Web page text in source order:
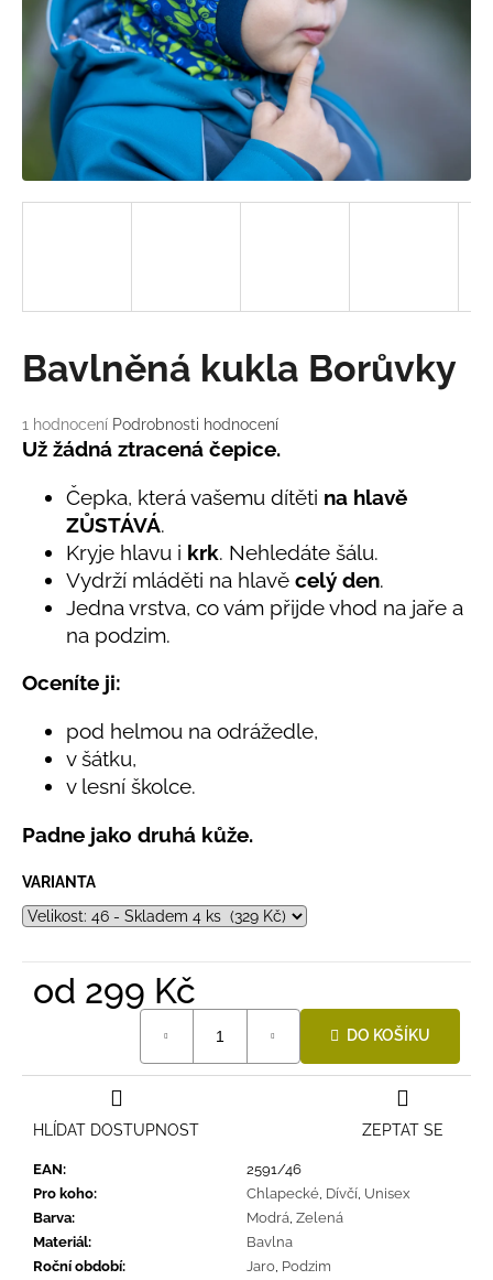
Průměrné
hodnocení
hvězdiček.
1 hodnocení Podrobnosti hodnocení
Bavlněná kukla Borůvky
Už žádná ztracená čepice.
Čepka, která vašemu dítěti na hlavě
ZŮSTÁVÁ.
Kryje hlavu i krk. Nehledáte šálu.
Vydrží mláděti na hlavě celý den.
Jedna vrstva, co vám přijde vhod na jaře a
na podzim.
Oceníte ji:
pod helmou na odrážedle,
v šátku,
v lesní školce.
Padne jako druhá kůže.
VARIANTA
od 299 Kč
DO KOŠÍKU
EAN:
2591/46
Pro koho: Chlapecké Dívčí Unisex
Barva: Modrá Zelená
Materiál:
Bavlna
Roční období: Jaro Podzim
ZEPTAT SE
HLÍDAT DOSTUPNOST
a
j
í
t
?
D
o
o
r
LETNÍ
KALHOTY
ŽLUTÉ
695